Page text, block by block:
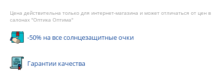
Цена действительна только для интернет-магазина и может отличаться от цен в
салонах "Оптика Оптима"
-50% на все солнцезащитные очки
Гарантии качества